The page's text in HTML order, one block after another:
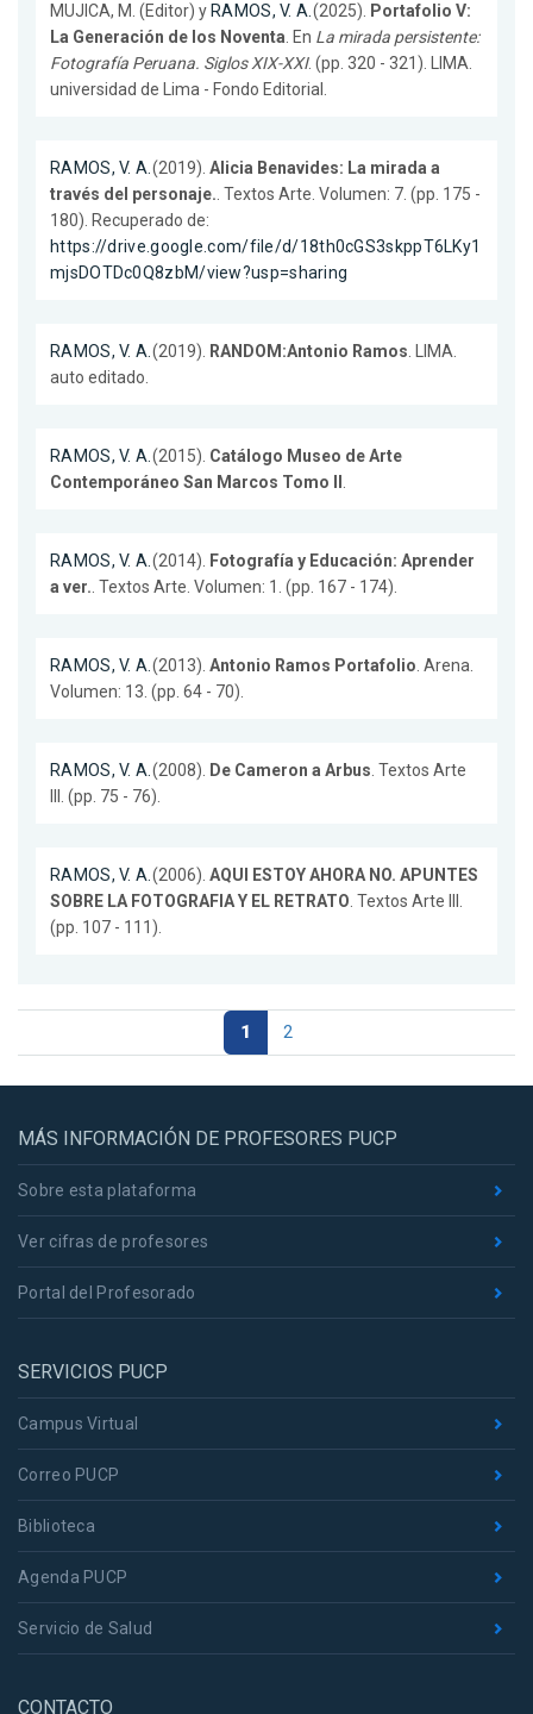
MUJICA, M. (Editor) y RAMOS, V. A.(2025). Portafolio V:
La Generación de los Noventa. En La mirada persistente:
Fotografía Peruana. Siglos XIX-XXI. (pp. 320 - 321). LIMA.
universidad de Lima - Fondo Editorial.
RAMOS, V. A.(2019). Alicia Benavides: La mirada a
través del personaje.. Textos Arte. Volumen: 7. (pp. 175 -
180). Recuperado de:
https://drive.google.com/file/d/18th0cGS3skppT6LKy1
mjsDOTDc0Q8zbM/view?usp=sharing
RAMOS, V. A.(2019). RANDOM:Antonio Ramos. LIMA.
auto editado.
RAMOS, V. A.(2015). Catálogo Museo de Arte
Contemporáneo San Marcos Tomo II .
RAMOS, V. A.(2014). Fotografía y Educación: Aprender
a ver.. Textos Arte. Volumen: 1. (pp. 167 - 174).
RAMOS, V. A.(2013). Antonio Ramos Portafolio. Arena.
Volumen: 13. (pp. 64 - 70).
RAMOS, V. A.(2008). De Cameron a Arbus. Textos Arte
III. (pp. 75 - 76).
RAMOS, V. A.(2006). AQUI ESTOY AHORA NO. APUNTES
SOBRE LA FOTOGRAFIA Y EL RETRATO. Textos Arte III.
(pp. 107 - 111).
1 2
MÁS INFORMACIÓN DE PROFESORES PUCP
Sobre esta plataforma
Ver cifras de profesores
Portal del Profesorado
SERVICIOS PUCP
Campus Virtual
Correo PUCP
Biblioteca
Agenda PUCP
Servicio de Salud
CONTACTO